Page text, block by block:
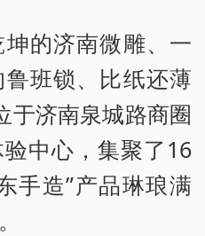
的济南微雕、一
班锁、比纸还薄
济南泉城路商圈
中心，集聚了16
手造”产品琳琅满